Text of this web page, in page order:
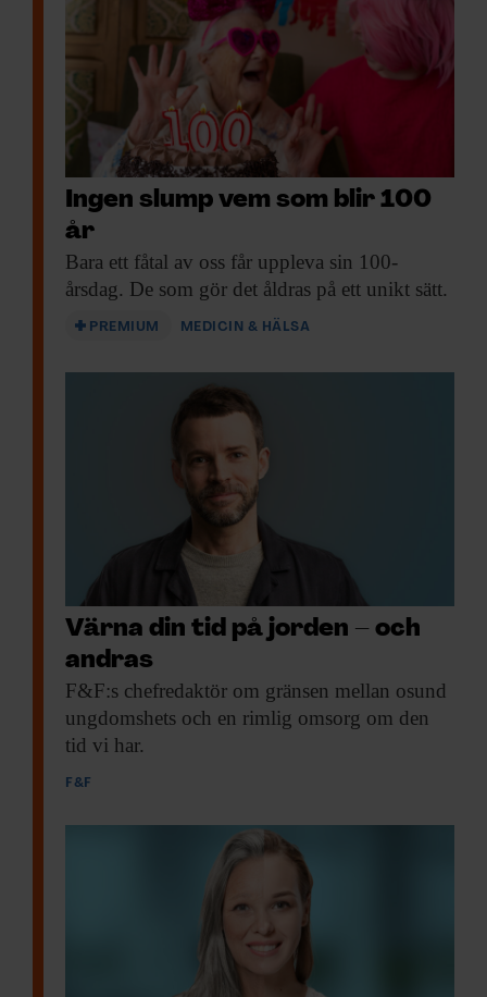
Ingen slump vem som blir 100
år
Bara ett fåtal av oss får uppleva sin 100-
årsdag. De som gör det åldras på ett unikt sätt.
PREMIUM MEDICIN & HÄLSA
Värna din tid på jorden – och
andras
F&F:s chefredaktör om gränsen mellan osund
ungdomshets och en rimlig omsorg om den
tid vi har.
F&F